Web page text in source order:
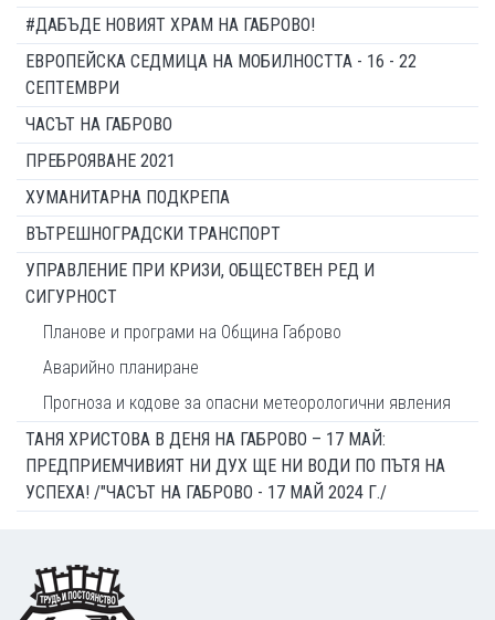
#ДАБЪДЕ НОВИЯТ ХРАМ НА ГАБРОВО!
ЕВРОПЕЙСКА СЕДМИЦА НА МОБИЛНОСТТА - 16 - 22
СЕПТЕМВРИ
ЧАСЪТ НА ГАБРОВО
ПРЕБРОЯВАНЕ 2021
ХУМАНИТАРНА ПОДКРЕПА
ВЪТРЕШНОГРАДСКИ ТРАНСПОРТ
УПРАВЛЕНИЕ ПРИ КРИЗИ, ОБЩЕСТВЕН РЕД И
СИГУРНОСТ
Планове и програми на Община Габрово
Аварийно планиране
Прогноза и кодове за опасни метеорологични явления
ТАНЯ ХРИСТОВА В ДЕНЯ НА ГАБРОВО – 17 МАЙ:
ПРЕДПРИЕМЧИВИЯТ НИ ДУХ ЩЕ НИ ВОДИ ПО ПЪТЯ НА
УСПЕХА! /"ЧАСЪТ НА ГАБРОВО - 17 МАЙ 2024 Г./
Footer